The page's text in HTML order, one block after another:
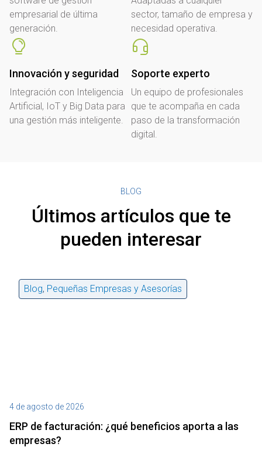
empresarial de última
generación.
sector, tamaño de empresa y
necesidad operativa.
Innovación y seguridad
Integración con Inteligencia
Artificial, IoT y Big Data para
una gestión más inteligente.
Soporte experto
Un equipo de profesionales
que te acompaña en cada
paso de la transformación
digital.
BLOG
Últimos artículos que te
pueden interesar
Blog, Pequeñas Empresas y Asesorías
4 de agosto de 2026
ERP de facturación​: ¿qué beneficios aporta a las
empresas?